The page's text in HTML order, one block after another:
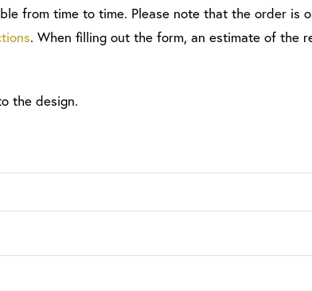
from time to time. Please note that the order is
. When filling out the form, an estimate of the
the design.